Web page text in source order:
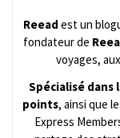
Reead est un
fondateur de
voyages,
Spécialisé dans
points, ainsi que
Express